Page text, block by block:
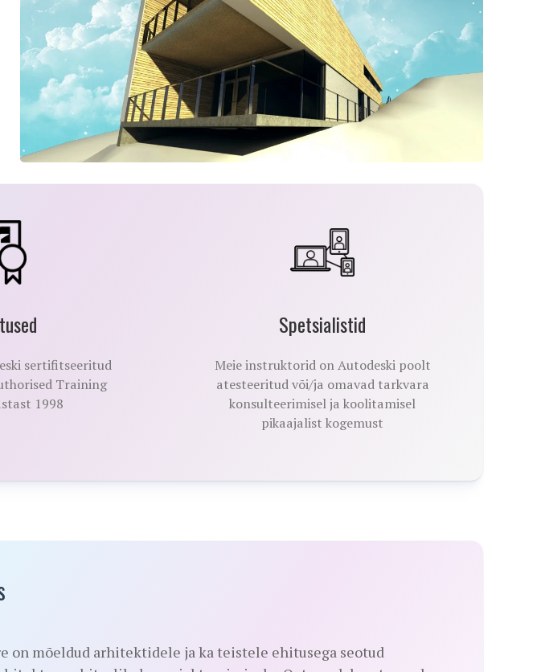
sertifitseeritud
Training
1998
Spetsialistid
Meie instruktorid on Autodeski poolt
atesteeritud või/ja omavad tarkvara
konsulteerimisel ja koolitamisel
pikaajalist kogemust
on mõeldud arhitektidele ja ka teistele ehitusega seotud